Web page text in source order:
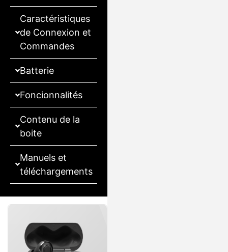
Caractéristiques
de Connexion et
Commandes
Batterie
Foncionnalités
Contenu de la
boite
Manuels et
téléchargements